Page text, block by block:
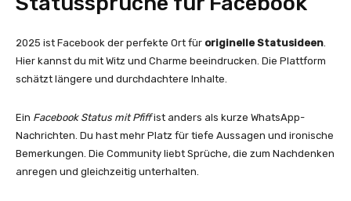
2025 ist Facebook der perfekte Ort für originelle Statusideen
Hier kannst du mit Witz und Charme beeindrucken. Die Plattform
schätzt längere und durchdachtere Inhalte.
Ein Facebook Status mit Pfiffist anders als kurze WhatsApp-
Nachrichten. Du hast mehr Platz für tiefe Aussagen und ironische
Bemerkungen. Die Community liebt Sprüche, die zum Nachdenken
anregen und gleichzeitig unterhalten.